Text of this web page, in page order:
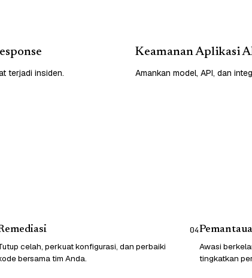
terjadi insiden.
Keamanan Aplikasi
Amankan model, API, dan
celah, perkuat konfigurasi, dan perbaiki
bersama tim Anda.
04
Awasi
tingkatkan